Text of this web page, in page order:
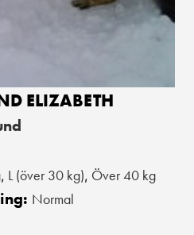
ELIZABETH
, L (över 30 kg), Över 40 kg
Normal